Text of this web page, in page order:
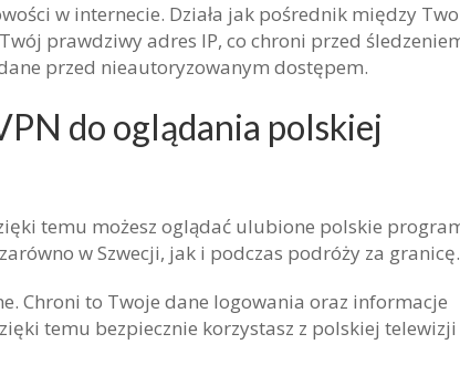
w internecie. Działa jak pośrednik między
prawdziwy adres IP, co chroni przed
przed nieautoryzowanym dostępem.
do oglądania polskiej
temu możesz oglądać ulubione polskie
w Szwecji, jak i podczas podróży za granicę.
Chroni to Twoje dane logowania oraz informacje
temu bezpiecznie korzystasz z polskiej telewizji